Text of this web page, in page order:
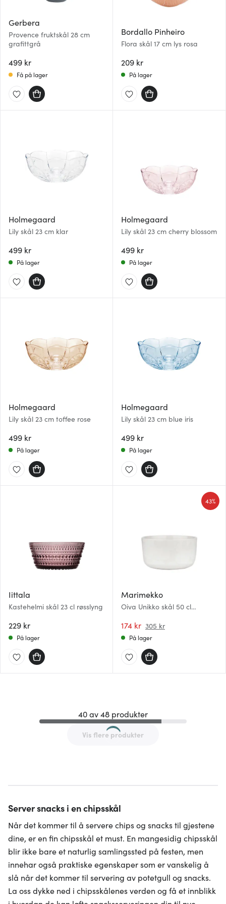
Gerbera
Provence fruktskål 28 cm
grafittgrå
499 kr
Få på lager
Bordallo Pinheiro
Flora skål 17 cm lys rosa
209 kr
På lager
Holmegaard
Lily skål 23 cm klar
499 kr
På lager
Holmegaard
Lily skål 23 cm cherry blossom
499 kr
På lager
Holmegaard
Lily skål 23 cm toffee rose
499 kr
På lager
Holmegaard
Lily skål 23 cm blue iris
499 kr
På lager
Iittala
Kastehelmi skål 23 cl røsslyng
229 kr
På lager
Marimekko
Oiva Unikko skål 50 cl
174 kr 305 kr
43%
På lager
40 av 48 produkter
Vis flere produkter
Server snacks i en chipsskål
Når det kommer til å servere chips og snacks til gjestene
dine, er en fin chipsskål et must. En mangesidig chipsskål
blir ikke bare et naturlig samlingssted på festen, men
innehar også praktiske egenskaper som er vanskelig å
slå når det kommer til servering av potetgull og snacks.
La oss dykke ned i chipsskålenes verden og få et innblikk